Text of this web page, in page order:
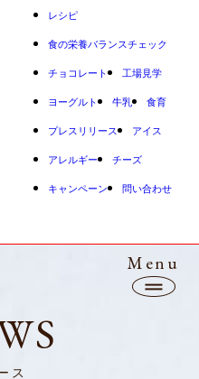
レシピ
食の栄養バランスチェック
チョコレート 工場見学
ヨーグルト 牛乳 食育
プレスリリース アイス
アレルギー チーズ
キャンペーン 問い合わせ
Menu
ス